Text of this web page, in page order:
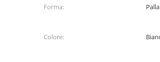
Forma:
Palla
Colore: